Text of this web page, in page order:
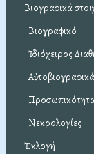
Βιογραφικά
Βιογραφικό
Ἰδιόχειρος
Αὐτοβιογραφικά
Νεκρολογίες
Ἐκλογή